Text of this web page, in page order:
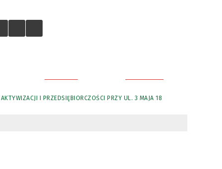
I PRZEDSIĘBIORCZOŚCI PRZY UL. 3 MAJA 18